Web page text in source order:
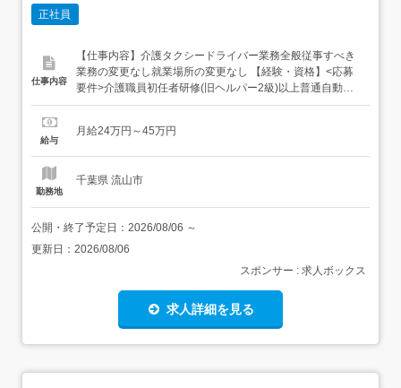
正社員
仕事内容
【仕事内容】介護タクシードライバー業務全般従事すべき
業務の変更なし就業場所の変更なし 【経験・資格】<応募
要件>介護職員初任者研修(旧ヘルパー2級)以上普通自動車
運転免許～64歳まで(定年を上限とする)経験・学歴不問
ヶ月間は保証給制度あり(月額240,000円)諸手当ありノルマ
給与
月給24万円～45万円
勤務地
千葉県 流山市
公開・終了予定日： 2026/08/06 ～
更新日： 2026/08/06
スポンサー : 求人ボックス
求人詳細を見る